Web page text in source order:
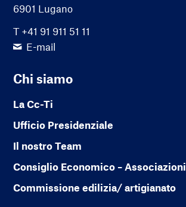
6901 Lugano
T +41 91 911 51 11
E-mail
Chi siamo
La Cc-Ti
Ufficio Presidenziale
Il nostro Team
Consiglio Economico – Associazioni
Commissione edilizia/ artigianato